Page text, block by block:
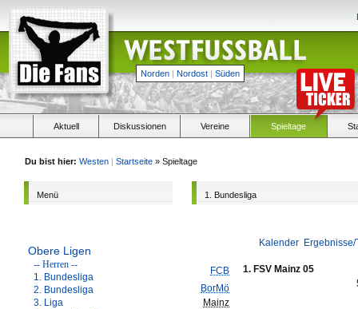
Norden | Nordost | Süden
Aktuell Diskussionen Vereine Spieltage
Du bist hier: Westen | Startseite » Spieltage
Menü
Obere Ligen
-- Herren --
1. Bundesliga
2. Bundesliga
3. Liga
1. Bundesliga
Kalender
FCB
BorMö
Mainz
1. FSV Mainz 05